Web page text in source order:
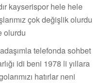
kayserispor hele hele
çok değişlik olurdu
olurdu
telefonda sohbet
idi beni 1978 li yıllara
hatırlar neni